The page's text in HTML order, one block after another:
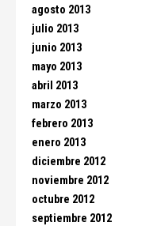
agosto 2013
julio 2013
junio 2013
mayo 2013
abril 2013
marzo 2013
febrero 2013
enero 2013
diciembre 2012
noviembre 2012
octubre 2012
septiembre 2012